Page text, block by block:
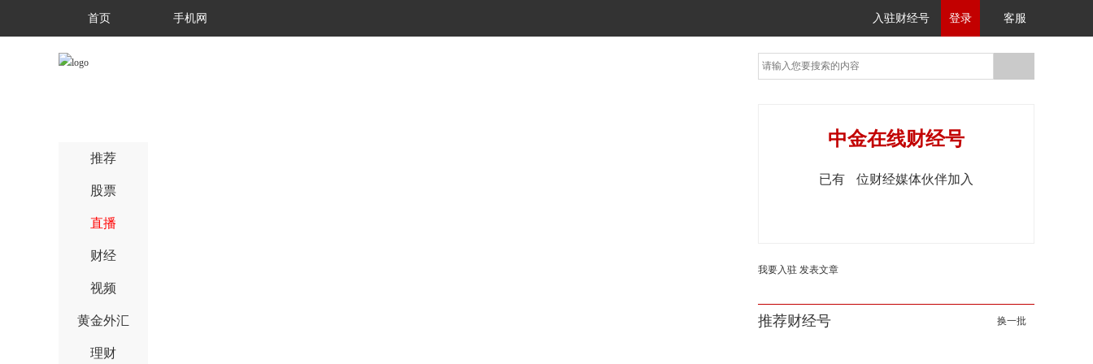
首页 手机网 入驻财经号 登录 客服
推荐
股票
直播
财经
视频
黄金外汇
理财
中金在线财经号
已有 位财经媒体伙伴加入
我要入驻 发表文章
推荐财经号 换一批